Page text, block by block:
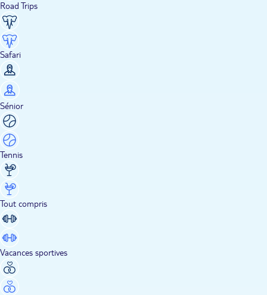
Road Trips
Safari
Sénior
Tennis
Tout compris
Vacances sportives